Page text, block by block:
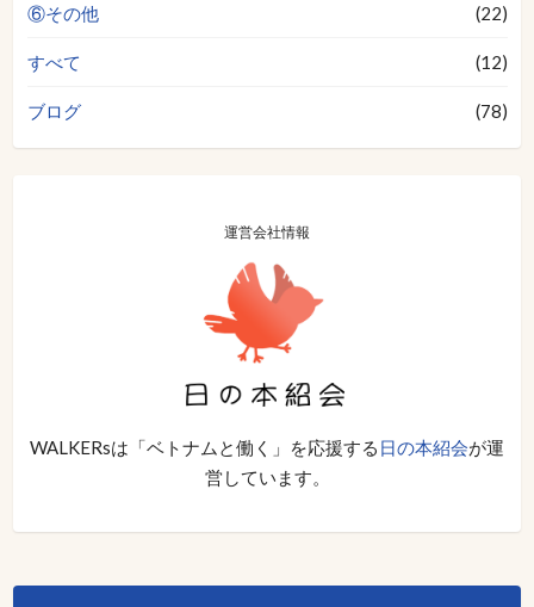
⑥その他 (22)
すべて (12)
ブログ (78)
運営会社情報
WALKERsは「ベトナムと働く」を応援する 日の本紹会が運
営しています。